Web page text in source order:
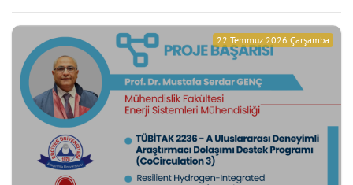
22 Temmuz 2026 Çarşamba